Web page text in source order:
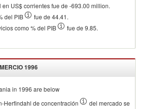
US$ corrientes fue de -693.00 million.
del PIB
fue de 44.41.
como % del PIB
fue de 9.85.
1996
in 1996 are below
Herfindahl de concentración
del mercado se